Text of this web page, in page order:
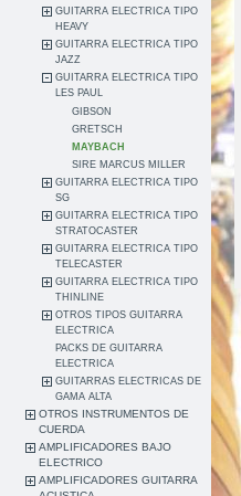
GUITARRA ELECTRICA TIPO
HEAVY
GUITARRA ELECTRICA TIPO
JAZZ
GUITARRA ELECTRICA TIPO
LES PAUL
GIBSON
GRETSCH
MAYBACH
SIRE MARCUS MILLER
GUITARRA ELECTRICA TIPO
SG
GUITARRA ELECTRICA TIPO
STRATOCASTER
GUITARRA ELECTRICA TIPO
TELECASTER
GUITARRA ELECTRICA TIPO
THINLINE
OTROS TIPOS GUITARRA
ELECTRICA
PACKS DE GUITARRA
ELECTRICA
GUITARRAS ELECTRICAS DE
GAMA ALTA
OTROS INSTRUMENTOS DE
CUERDA
AMPLIFICADORES BAJO
ELECTRICO
AMPLIFICADORES GUITARRA